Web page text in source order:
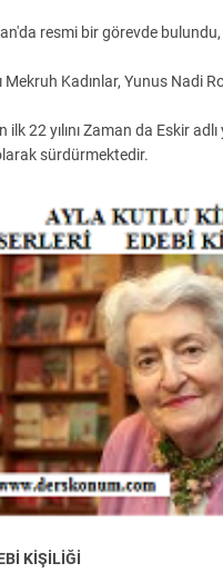
resmi bir görevde
Mekruh Kadınlar, Yunus Nadi
ilk 22 yılını Zaman da Eskir
sürdürmektedir.
KİŞİLİĞİ